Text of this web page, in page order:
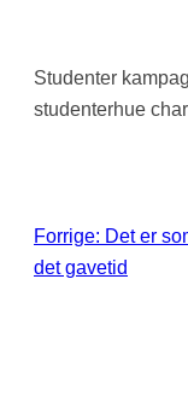
Studenter
studenterhue
Forrige: Det er
det gavetid